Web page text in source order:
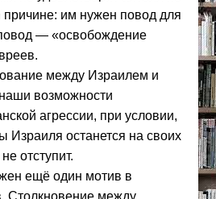
причине: им нужен повод для
— «освобождение
между Израилем и
возможности
агрессии, при условии,
Израиля останется на своих
отступит.
ещё один мотив в